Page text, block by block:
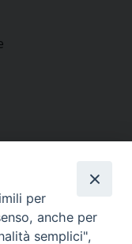
Missier Dott. Don
Giovanni
per
anche per
semplici",